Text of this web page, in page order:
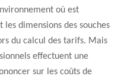
où est
dimensions des souches
du calcul des tarifs. Mais
effectuent une
sur les coûts de